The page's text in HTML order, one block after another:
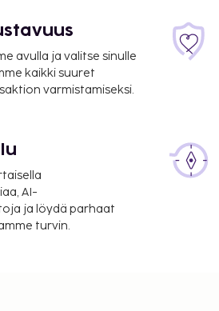
dusj og wc.
avulla ja valitse sinulle
kaikki suuret
varmistamiseksi.
AI-
ja löydä parhaat
turvin.